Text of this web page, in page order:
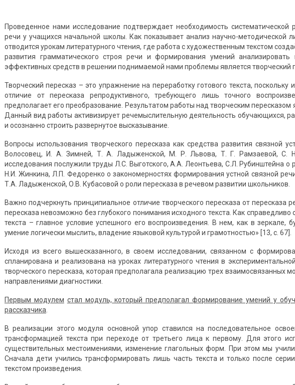
Проведенное нами исследование подтверждает необходимость
речи у учащихся начальной школы. Как показывает анализ научно-методической
отводится урокам литературного чтения, где работа с художественным текстом
развития грамматического строя речи и формирования умений
эффективных средств в решении поднимаемой нами проблемы является творческий
Творческий пересказ – это упражнение на переработку готового текста,
отличие от пересказа репродуктивного, требующего лишь точного
предполагает его преобразование. Результатом работы над творческим пересказом
Данный вид работы активизирует речемыслительную деятельность обучающихся,
и осознанно строить развернутое высказывание.
Вопросы использования творческого пересказа как средства развития связной
Волосовец, И. А. Зимней, Т. А. Ладыженской, М. Р. Львова, Т. Г. Рамзаевой, С.
исследования послужили труды Л.С. Выготского, А.А. Леонтьева, С.Л. Рубинштейна о
Н.И. Жинкина, Л.П. Федоренко о закономерностях формирования устной связной
Т.А. Ладыженской, О.В. Кубасовой о роли пересказа в речевом развитии школьников.
Важно подчеркнуть принципиальное отличие творческого пересказа от пересказа
пересказа невозможно без глубокого понимания исходного текста. Как
текста – главное условие успешного его воспроизведения. В нем, как в зеркале,
умение логически мыслить, владение языковой культурой и грамотностью» [13, с. 67].
Исходя из всего вышесказанного, в своем исследовании, связанном с
спланирована и реализована на уроках литературного чтения в
творческого пересказа, которая предполагала реализацию трех взаимосвязанных
направлениями диагностики.
Первым модулем стал модуль, который предполагал формирование умений у
рассказчика
В реализации этого модуля основной упор ставился на последовательное
трансформацией текста при переходе от третьего лица к первому. Для этого
существительных местоимениями, изменение глагольных форм. При этом мы
Сначала дети учились трансформировать лишь часть текста и только после
текстом произведения.